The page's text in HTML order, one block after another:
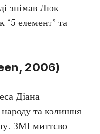
знімав Люк
“5 елемент” та
2006)
Діана –
та колишня
ЗМІ миттєво